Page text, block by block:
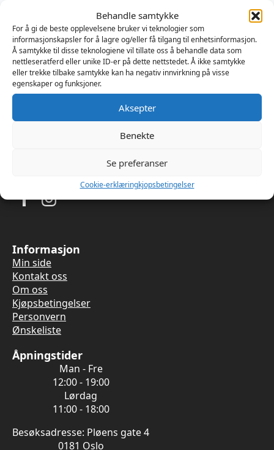
Behandle samtykke
For å gi de beste opplevelsene bruker vi teknologier som
informasjonskapsler for å lagre og/eller få tilgang til enhetsinformasjon.
Å samtykke til disse teknologiene vil tillate oss å behandle data som
nettleseratferd eller unike ID-er på dette nettstedet. Å ikke samtykke
eller trekke tilbake samtykke kan ha negativ innvirkning på visse
egenskaper og funksjoner.
Aksepter
Benekte
Se preferanser
Cookie-erklæringkjopsbetingelser
Electric Blowjob
Stroker
FPPR
999kr
Informasjon
Min side
Kontakt oss
Om oss
Kjøpsbetingelser
Personvern
Ønskeliste
Åpningstider
Man - Fre
12:00 - 19:00
Lørdag
11:00 - 18:00
Besøksadresse: Pløens gate 4
0181 Oslo